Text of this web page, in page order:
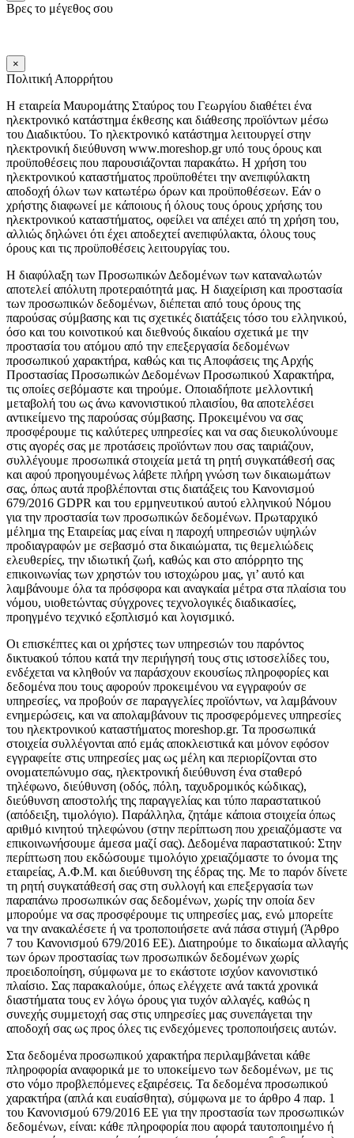
Βρες το μέγεθος σου
×
Πολιτική Απορρήτου
Η εταιρεία Μαυρομάτης Σταύρος του Γεωργίου διαθέτει ένα
ηλεκτρονικό κατάστημα έκθεσης και διάθεσης προϊόντων μέσω
του Διαδικτύου. Το ηλεκτρονικό κατάστημα λειτουργεί στην
ηλεκτρονική διεύθυνση www.moreshop.gr υπό τους όρους και
προϋποθέσεις που παρουσιάζονται παρακάτω. Η χρήση του
ηλεκτρονικού καταστήματος προϋποθέτει την ανεπιφύλακτη
αποδοχή όλων των κατωτέρω όρων και προϋποθέσεων. Εάν ο
χρήστης διαφωνεί με κάποιους ή όλους τους όρους χρήσης του
ηλεκτρονικού καταστήματος, οφείλει να απέχει από τη χρήση του,
αλλιώς δηλώνει ότι έχει αποδεχτεί ανεπιφύλακτα, όλους τους
όρους και τις προϋποθέσεις λειτουργίας του.
Η διαφύλαξη των Προσωπικών Δεδομένων των καταναλωτών
αποτελεί απόλυτη προτεραιότητά μας. Η διαχείριση και προστασία
των προσωπικών δεδομένων, διέπεται από τους όρους της
παρούσας σύμβασης και τις σχετικές διατάξεις τόσο του ελληνικού,
όσο και του κοινοτικού και διεθνούς δικαίου σχετικά με την
προστασία του ατόμου από την επεξεργασία δεδομένων
προσωπικού χαρακτήρα, καθώς και τις Αποφάσεις της Αρχής
Προστασίας Προσωπικών Δεδομένων Προσωπικού Χαρακτήρα,
τις οποίες σεβόμαστε και τηρούμε. Οποιαδήποτε μελλοντική
μεταβολή του ως άνω κανονιστικού πλαισίου, θα αποτελέσει
αντικείμενο της παρούσας σύμβασης. Προκειμένου να σας
προσφέρουμε τις καλύτερες υπηρεσίες και να σας διευκολύνουμε
στις αγορές σας με προτάσεις προϊόντων που σας ταιριάζουν,
συλλέγουμε προσωπικά στοιχεία μετά τη ρητή συγκατάθεσή σας
και αφού προηγουμένως λάβετε πλήρη γνώση των δικαιωμάτων
σας, όπως αυτά προβλέπονται στις διατάξεις του Κανονισμού
679/2016 GDPR και του ερμηνευτικού αυτού ελληνικού Νόμου
για την προστασία των προσωπικών δεδομένων. Πρωταρχικό
μέλημα της Εταιρείας μας είναι η παροχή υπηρεσιών υψηλών
προδιαγραφών με σεβασμό στα δικαιώματα, τις θεμελιώδεις
ελευθερίες, την ιδιωτική ζωή, καθώς και στο απόρρητο της
επικοινωνίας των χρηστών του ιστοχώρου μας, γι’ αυτό και
λαμβάνουμε όλα τα πρόσφορα και αναγκαία μέτρα στα πλαίσια του
νόμου, υιοθετώντας σύγχρονες τεχνολογικές διαδικασίες,
προηγμένο τεχνικό εξοπλισμό και λογισμικό.
Οι επισκέπτες και οι χρήστες των υπηρεσιών του παρόντος
δικτυακού τόπου κατά την περιήγησή τους στις ιστοσελίδες του,
ενδέχεται να κληθούν να παράσχουν εκουσίως πληροφορίες και
δεδομένα που τους αφορούν προκειμένου να εγγραφούν σε
υπηρεσίες, να προβούν σε παραγγελίες προϊόντων, να λαμβάνουν
ενημερώσεις, και να απολαμβάνουν τις προσφερόμενες υπηρεσίες
του ηλεκτρονικού καταστήματος moreshop.gr. Τα προσωπικά
στοιχεία συλλέγονται από εμάς αποκλειστικά και μόνον εφόσον
εγγραφείτε στις υπηρεσίες μας ως μέλη και περιορίζονται στο
ονοματεπώνυμο σας, ηλεκτρονική διεύθυνση ένα σταθερό
τηλέφωνο, διεύθυνση (οδός, πόλη, ταχυδρομικός κώδικας),
διεύθυνση αποστολής της παραγγελίας και τύπο παραστατικού
(απόδειξη, τιμολόγιο). Παράλληλα, ζητάμε κάποια στοιχεία όπως
αριθμό κινητού τηλεφώνου (στην περίπτωση που χρειαζόμαστε να
επικοινωνήσουμε άμεσα μαζί σας). Δεδομένα παραστατικού: Στην
περίπτωση που εκδώσουμε τιμολόγιο χρειαζόμαστε το όνομα της
εταιρείας, Α.Φ.Μ. και διεύθυνση της έδρας της. Με το παρόν δίνετε
τη ρητή συγκατάθεσή σας στη συλλογή και επεξεργασία των
παραπάνω προσωπικών σας δεδομένων, χωρίς την οποία δεν
μπορούμε να σας προσφέρουμε τις υπηρεσίες μας, ενώ μπορείτε
να την ανακαλέσετε ή να τροποποιήσετε ανά πάσα στιγμή (Άρθρο
7 του Κανονισμού 679/2016 ΕΕ). Διατηρούμε το δικαίωμα αλλαγής
των όρων προστασίας των προσωπικών δεδομένων χωρίς
προειδοποίηση, σύμφωνα με το εκάστοτε ισχύον κανονιστικό
πλαίσιο. Σας παρακαλούμε, όπως ελέγχετε ανά τακτά χρονικά
διαστήματα τους εν λόγω όρους για τυχόν αλλαγές, καθώς η
συνεχής συμμετοχή σας στις υπηρεσίες μας συνεπάγεται την
αποδοχή σας ως προς όλες τις ενδεχόμενες τροποποιήσεις αυτών.
Στα δεδομένα προσωπικού χαρακτήρα περιλαμβάνεται κάθε
πληροφορία αναφορικά με το υποκείμενο των δεδομένων, με τις
στο νόμο προβλεπόμενες εξαιρέσεις. Τα δεδομένα προσωπικού
χαρακτήρα (απλά και ευαίσθητα), σύμφωνα με το άρθρο 4 παρ. 1
του Κανονισμού 679/2016 ΕΕ για την προστασία των προσωπικών
δεδομένων, είναι: κάθε πληροφορία που αφορά ταυτοποιημένο ή